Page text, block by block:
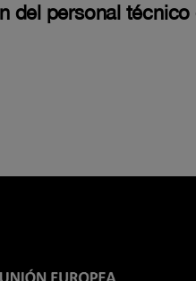
del personal